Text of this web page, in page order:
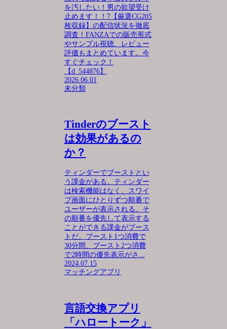
を汚したい！男の欲望受け
止めます！！7【厳選CG205
枚収録】の配信状況を徹底
調査！FANZAでの販売形式
やサンプル視聴、レビュー
評価もまとめています。今
すぐチェック！
【d_544876】
2026.06.01
未分類
Tinderのブースト
は効果があるの
か？
ティンダーでブーストとい
う課金がある。ティンダー
は検索機能はなく、スワイ
プ画面にひとりずつ順番で
ユーザーが表示される。そ
の順番を優先して表示する
ことができる課金がブース
トだ。ブースト1つ消費で
30分間、ブースト2つ消費
で2時間の優先表示がさ...
2024.07.15
マッチングアプリ
言語交換アプリ
「ハロートーク」